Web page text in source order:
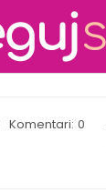
Komentari: 0